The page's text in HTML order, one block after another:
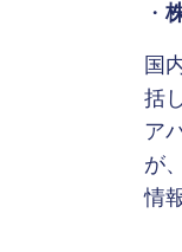
・
国
括
ア
が
情